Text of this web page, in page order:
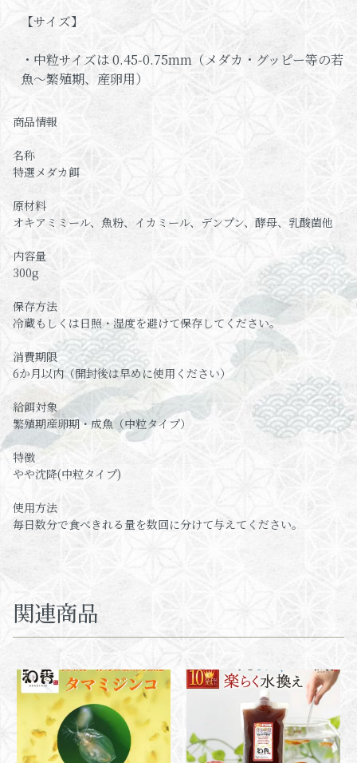
【サイズ】
・中粒サイズは 0.45-0.75mm（メダカ・グッピー等の若
魚～繁殖期、産卵用）
商品情報
名称
特選メダカ餌
原材料
オキアミミール、魚粉、イカミール、デンプン、酵母、乳酸菌他
内容量
300g
保存方法
冷蔵もしくは日照・湿度を避けて保存してください。
消費期限
6か月以内（開封後は早めに使用ください）
給餌対象
繁殖期産卵期・成魚（中粒タイプ）
特徴
やや沈降(中粒タイプ)
使用方法
毎日数分で食べきれる量を数回に分けて与えてください。
関連商品